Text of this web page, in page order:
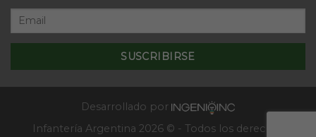
cursos
de
Escuela
de
Desarrollado por
Infantería Argentina 2026 © - Todos los derechos